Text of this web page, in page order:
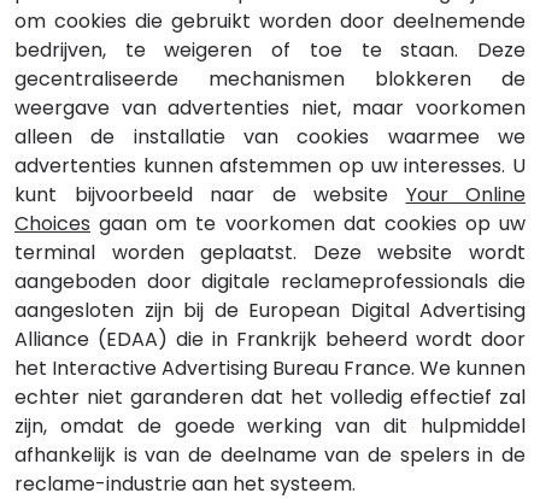
om cookies die gebruikt worden door deelnemende
bedrijven, te weigeren of toe te staan. Deze
gecentraliseerde mechanismen blokkeren de
weergave van advertenties niet, maar voorkomen
alleen de installatie van cookies waarmee we
advertenties kunnen afstemmen op uw interesses. U
kunt bijvoorbeeld naar de website Your Online
Choices gaan om te voorkomen dat cookies op uw
terminal worden geplaatst. Deze website wordt
aangeboden door digitale reclameprofessionals die
aangesloten zijn bij de European Digital Advertising
Alliance (EDAA) die in Frankrijk beheerd wordt door
het Interactive Advertising Bureau France. We kunnen
echter niet garanderen dat het volledig effectief zal
zijn, omdat de goede werking van dit hulpmiddel
afhankelijk is van de deelname van de spelers in de
reclame-industrie aan het systeem.